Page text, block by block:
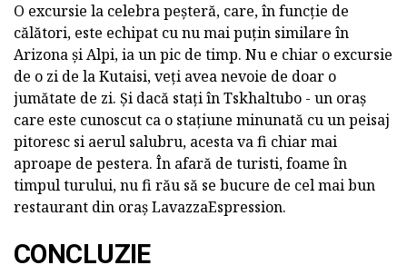
O excursie la celebra peșteră, care, în funcție de
călători, este echipat cu nu mai puțin similare în
Arizona și Alpi, ia un pic de timp. Nu e chiar o excursie
de o zi de la Kutaisi, veți avea nevoie de doar o
jumătate de zi. Și dacă stați în Tskhaltubo - un oraș
care este cunoscut ca o stațiune minunată cu un peisaj
pitoresc si aerul salubru, acesta va fi chiar mai
aproape de pestera. În afară de turisti, foame în
timpul turului, nu fi rău să se bucure de cel mai bun
restaurant din oraș LavazzaEspression.
CONCLUZIE